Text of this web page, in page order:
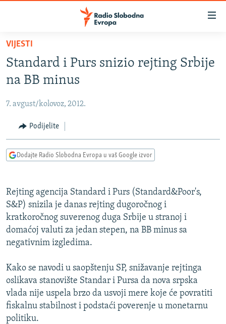
Pređite
glavni
sadržaj
na
navigaciju
Pređite
na
KOSOVO
CRNA GORA
VIDEO
INFOGRAFIKE
PODCASTI
KINA NA BALKANU
RSE PRIČE IZ SVIJETA
ISPRIČAJ MI
SPECIJALI RSE
VIŠE OD NASLOVA
GENOCID U SREBRENICI
PRATITE NAS
VIJESTI
Standard i Purs snizio rejting Srbije
na BB minus
7. avgust/kolovoz, 2012.
Podijelite
Dodajte Radio Slobodna Evropa u vaš Google izvor
Rejting agencija Standard i Purs (Standard&Poor's,
S&P) snizila je danas rejting dugoročnog i
kratkoročnog suverenog duga Srbije u stranoj i
domaćoj valuti za jedan stepen, na BB minus sa
negativnim izgledima.
Kako se navodi u saopštenju SP, snižavanje rejtinga
oslikava stanovište Standar i Pursa da nova srpska
vlada nije uspela brzo da usvoji mere koje će povratiti
fiskalnu stabilnost i podstaći poverenje u monetarnu
politiku.